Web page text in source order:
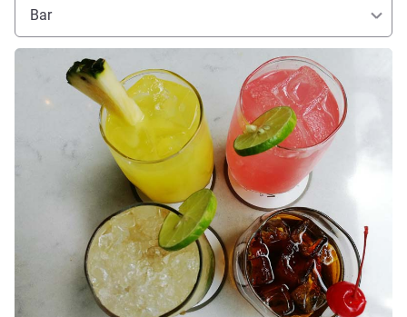
Bar
Pokaż szczegóły